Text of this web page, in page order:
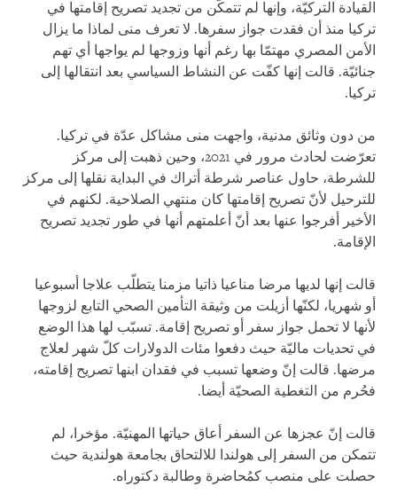
القيادة التركيّة، وإنها لم تتمكّن من تجديد تصريح إقامتها في
تركيا منذ أن فقدت جواز سفرها. لا تعرف منى لماذا ما يزال
الأمن المصري مهتمّا بها رغم أنها وزوجها لم يواجها أي تهم
جنائيّة. قالت إنها كفّت عن النشاط السياسي بعد انتقالها إلى
تركيا.
من دون وثائق مدنية، واجهت منى مشاكل عدّة في تركيا.
تعرّضت لحادث مرور في 2021، وحين ذهبت إلى مركز
للشرطة، حاول عناصر شرطة أتراك في البداية نقلها إلى مركز
للترحيل لأنّ تصريح إقامتها كان منتهي الصلاحية. لكنهم في
الأخير أفرجوا عنها بعد أنّ أعلمتهم أنها في طور تجديد تصريح
الإقامة.
قالت إنها لديها مرضا مناعيا ذاتيا مزمنا يتطلّب علاجا أسبوعيا
أو شهريا، لكنّها أزيلت من وثيقة التأمين الصحي التابع لزوجها
لأنها لا تحمل جواز سفر أو تصريح إقامة. تسبّب لها هذا الوضع
في تحديات ماليّة حيث دفعوا مئات الدولارات كلّ شهر لعلاج
مرضها. قالت إنّ وضعها تسبب في فقدان ابنها تصريح إقامته،
فحُرم من التغطية الصحيّة أيضا.
قالت إنّ عجزها عن السفر أعاق حياتها المهنيّة. مؤخرا، لم
تتمكن من السفر إلى هولندا للالتحاق بجامعة هولندية حيث
حصلت على منصب كمُحاضرة وطالبة دكتوراه.